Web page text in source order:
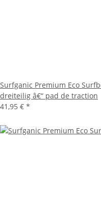
Surfganic Premium Eco
dreiteilig â€“ pad de traction
41,95 € *